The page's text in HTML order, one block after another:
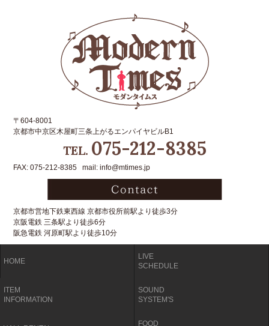
〒604-8001
京都市中京区木屋町三条上がるエンパイヤビルB1
TEL. 075-212-8385
FAX: 075-212-8385 mail: info@mtimes.jp
京都市営地下鉄東西線 京都市役所前駅より徒歩3分
京阪電鉄 三条駅より徒歩6分
阪急電鉄 河原町駅より徒歩10分
HOME
LIVE
SCHEDULE
ITEM
INFORMATION
SOUND
SYSTEM'S
FOOD